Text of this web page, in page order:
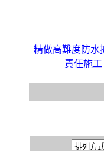
精做高難度防水
責任施工